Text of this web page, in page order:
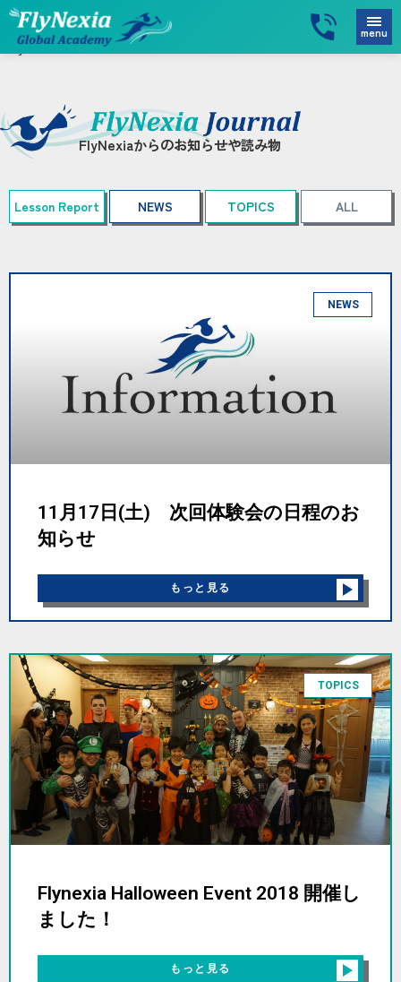
menu
FlyNexia>BLOG> 2018年
FlyNexiaからのお知らせや読み物
Lesson Report NEWS TOPICS ALL
NEWS
11月17日(土) 次回体験会の日程のお
知らせ
もっと見る
TOPICS
Flynexia Halloween Event 2018 開催し
ました！
もっと見る